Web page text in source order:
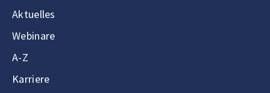
Aktuelles
Webinare
A-Z
Karriere